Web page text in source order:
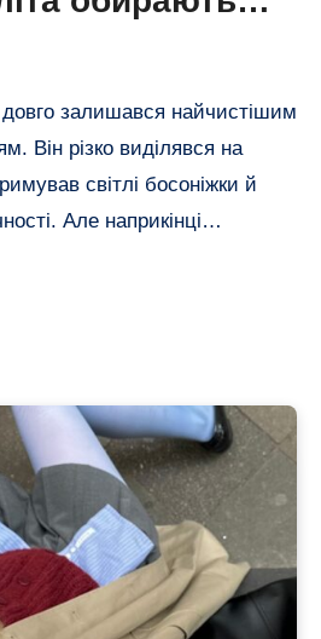
залишався найчистішим
Він різко виділявся на
світлі босоніжки й
Але наприкінці…